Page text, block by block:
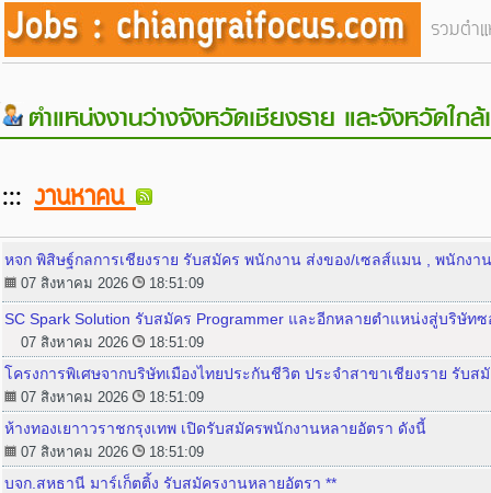
รวมตำ
ตำแหน่งงานว่างจังหวัดเชียงราย และจังหวัดใก
::: งานหาคน
หจก พิสิษฐ์กลการเชียงราย รับสมัคร พนักงาน ส่งของ/เซลส์แมน , พนักงา
07 สิงหาคม 2026 18:51:09
SC Spark Solution รับสมัคร Programmer และอีกหลายตำแหน่งสู่บริษัท
07 สิงหาคม 2026 18:51:09
โครงการพิเศษจากบริษัทเมืองไทยประกันชีวิต ประจำสาขาเชียงราย รับส
07 สิงหาคม 2026 18:51:09
ห้างทองเยาาวราชกรุงเทพ เปิดรับสมัครพนักงานหลายอัตรา ดังนี้
07 สิงหาคม 2026 18:51:09
บจก.สหธานี มาร์เก็ตติ้ง รับสมัครงานหลายอัตรา **